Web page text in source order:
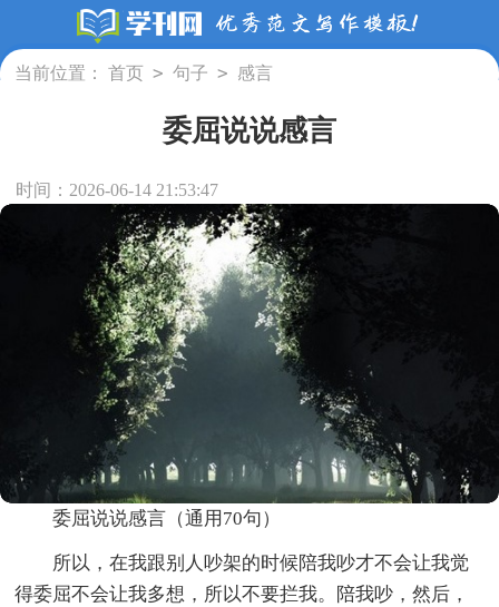
当前位置： 首页 > 句子 > 感言
委屈说说感言
时间：2026-06-14 21:53:47
委屈说说感言（通用70句）
所以，在我跟别人吵架的时候陪我吵才不会让我觉
得委屈不会让我多想，所以不要拦我。陪我吵，然后，